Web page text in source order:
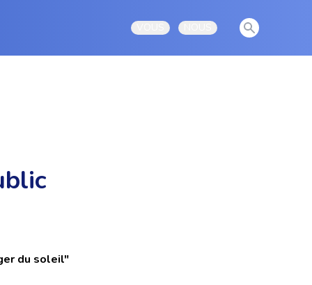
Open user menuOpen user menu
View
du soleil"